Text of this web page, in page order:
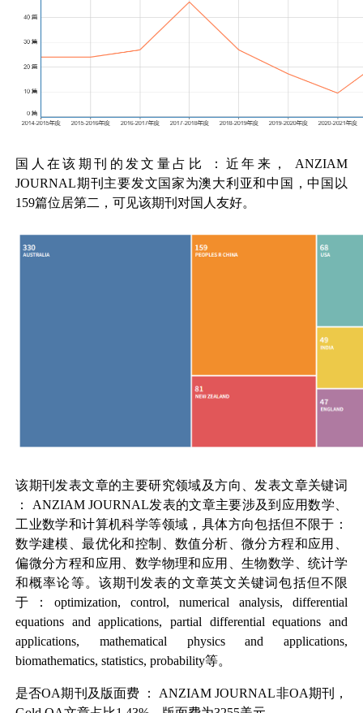
国人在该期刊的发文量占比 ：近年来，
ANZIAM
JOURNAL期刊主要发文国家为澳大利亚和中国，中国以
159篇位居第二，可见该期刊对国人友好。
该期刊发表文章的主要研究领域及方向、发表文章关键词
： ANZIAM JOURNAL发表的文章主要涉及到应用数学、
工业数学和计算机科学等领域，具体方向包括但不限于：
数学建模、最优化和控制、数值分析、微分方程和应用、
偏微分方程和应用、数学物理和应用、生物数学、统计学
和概率论等。该期刊发表的文章英文关键词包括但不限
于：optimization, control, numerical analysis, differential
equations and applications, partial differential equations and
applications, mathematical physics and applications,
biomathematics, statistics, probability等。
是否OA期刊及版面费 ： ANZIAM JOURNAL非OA期刊，